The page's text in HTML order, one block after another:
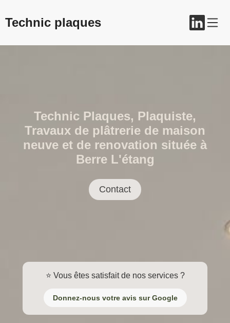
Technic plaques
Technic Plaques, Plaquiste,
Travaux de plâtrerie de maison
neuve et de renovation située à
Berre L'étang
Contact
⭐ Vous êtes satisfait de nos services ?
Donnez-nous votre avis sur Google